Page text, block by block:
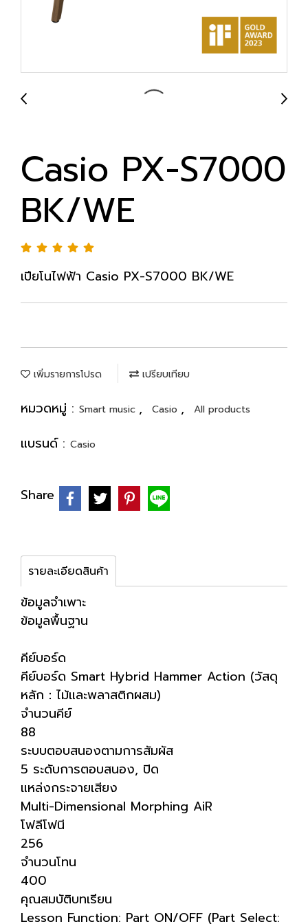
Casio PX-S7000
BK/WE
เปียโนไฟฟ้า Casio PX-S7000 BK/WE
เพิ่มรายการโปรด เปรียบเทียบ
หมวดหมู่ : Smart music , Casio , All products
แบรนด์ : Casio
Share
รายละเอียดสินค้า
ข้อมูลจำเพาะ
ข้อมูลพื้นฐาน
คีย์บอร์ด
คีย์บอร์ด Smart Hybrid Hammer Action (วัสดุ
หลัก：ไม้และพลาสติกผสม)
จำนวนคีย์
88
ระบบตอบสนองตามการสัมผัส
5 ระดับการตอบสนอง, ปิด
แหล่งกระจายเสียง
Multi-Dimensional Morphing AiR
โฟลีโฟนี
256
จำนวนโทน
400
คุณสมบัติบทเรียน
Lesson Function: Part ON/OFF (Part Select: